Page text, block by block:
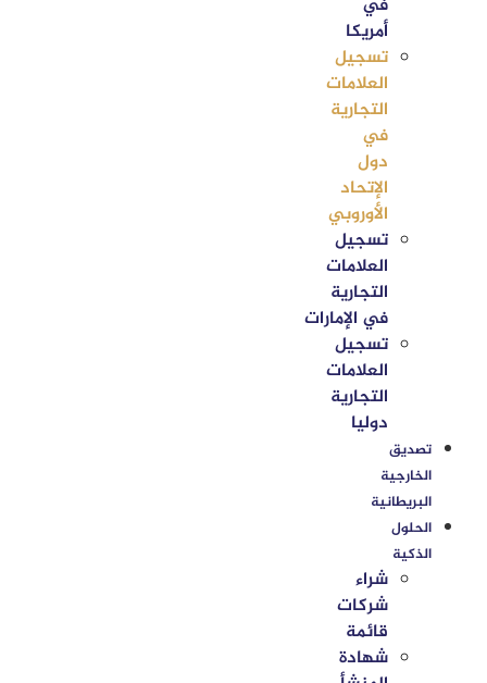
أمريكا
تسجيل
العلامات
التجارية
في
دول
الإتحاد
الأوروبي
تسجيل
العلامات
التجارية
في الإمارات
تسجيل
العلامات
التجارية
دوليا
تصديق
الخارجية
البريطانية
الحلول
الذكية
شراء
شركات
قائمة
شهادة